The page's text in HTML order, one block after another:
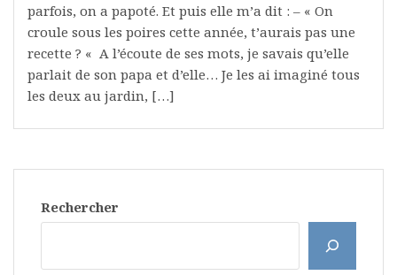
parfois, on a papoté. Et puis elle m’a dit : – « On
croule sous les poires cette année, t’aurais pas une
recette ? « A l’écoute de ses mots, je savais qu’elle
parlait de son papa et d’elle… Je les ai imaginé tous
les deux au jardin, […]
Rechercher